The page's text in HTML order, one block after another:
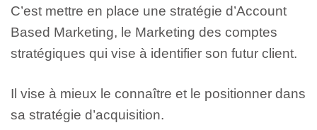
C’est mettre en place une stratégie d’Account
Based Marketing, le Marketing des comptes
stratégiques qui vise à identifier son futur client.
Il vise à mieux le connaître et le positionner dans
sa stratégie d’acquisition.